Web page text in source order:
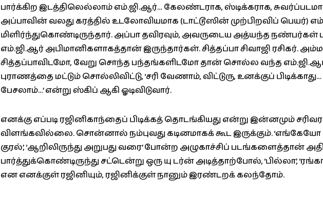
பார்க்கிற இடத்திலெல்லாம் எம்.ஜி.ஆர்… கேலண்டராக, ஸ்டிக்கராக,
அப்பாவின் வலது கரத்தில் உடலோவியமாக (டாட்டூஸின் முற்பிறவிப் பெயர்)
மிளிர்ந்துகொண்டிருந்தார். அப்பா தவிரவும், அவருடைய அத்யந்த நண்பர்கள்
எம்.ஜி.ஆர் அபிமானிகளாகத்தான் இருந்தார்கள். சித்தப்பா சிவாஜி ரசிகர்.
சித்தப்பாவிடமோ, வேறு சொந்த பந்தங்களிடமோ தான் சொல்ல வந்த
புராணத்தை மட்டும் சொல்லிவிட்டு, ‘சரி வேணாம், விட்டுரு, உனக்குப்
பேசலாம்…’ என்று ஸ்கிப் ஆகி ஓடிவிடுவார்.
எனக்கு எப்படி ரஜினிகாந்தைப் பிடிக்கத் தொடங்கியது என்று இன்னமும் சரிவர
விளங்கவில்லை. சொன்னால் நம்புவது கடினமாகக் கூட இருக்கும். ‘எங்கேயோ
குரல்’, ‘ஆறிலிருந்து அறுபது வரை’ போன்ற அழுகாச்சிப் படங்களைத்தான்
பார்த்துக்கொண்டிருந்து சட்டென்று ஒரு யு டர்ன் அடித்தாற்போல், ‘பில்லா’, ‘ரங்கா’,
என எனக்குள் ரஜினியும், ரஜினிக்குள் நானும் இரண்டறக் கலந்தோம்.